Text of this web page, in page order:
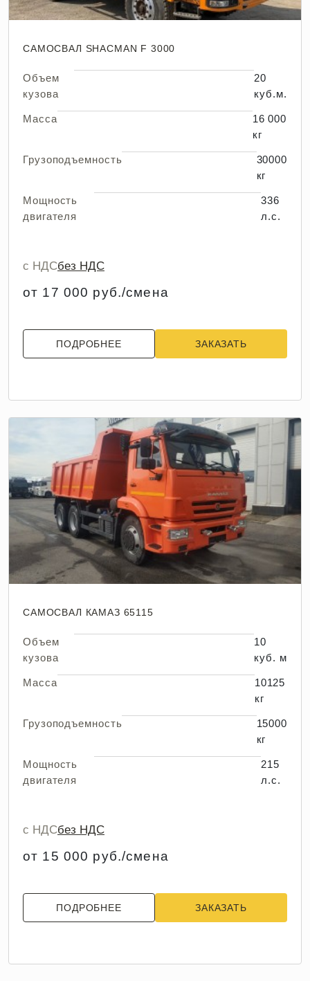
САМОСВАЛ SHACMAN F 3000
Объем
кузова
20
куб.м.
Масса
16 000
кг
Грузоподъемность
30000
кг
Мощность
двигателя
336
л.с.
с НДСбез НДС
от 17 000 руб./смена
ПОДРОБНЕЕ ЗАКАЗАТЬ
САМОСВАЛ КАМАЗ 65115
Объем
кузова
10
куб. м
Масса
10125
кг
Грузоподъемность
15000
кг
Мощность
двигателя
215
л.с.
с НДСбез НДС
от 15 000 руб./смена
ПОДРОБНЕЕ ЗАКАЗАТЬ